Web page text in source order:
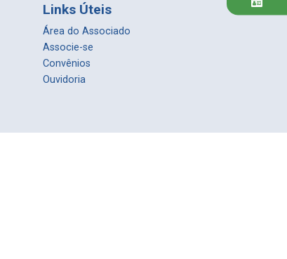
Links Úteis
Área do Associado
Associe-se
Convênios
Ouvidoria